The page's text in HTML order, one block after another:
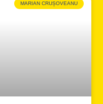
MARIAN CRUȘOVEANU